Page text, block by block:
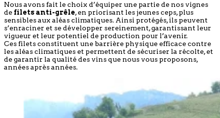
Nous avons fait le choix d’équiper une partie de nos vignes
de filets anti-grêle, en priorisant les jeunes ceps, plus
sensibles aux aléas climatiques. Ainsi protégés, ils peuvent
s’enraciner et se développer sereinement, garantissant leur
vigueur et leur potentiel de production pour l’avenir.
Ces filets constituent une barrière physique efficace contre
les aléas climatiques et permettent de sécuriser la récolte, et
de garantir la qualité des vins que nous vous proposons,
années après années.